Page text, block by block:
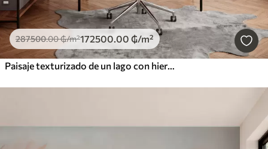
287500.00₲/m²172500.00 ₲/m²
Paisaje texturizado de un lago con hierbas altas en primer plano, azul suave y marrón, agua tranquila, árboles en la distancia